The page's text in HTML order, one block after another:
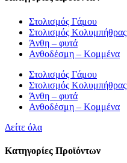
Στολισμός Γάμου
Στολισμός Κολυμπήθρας
Άνθη – φυτά
Ανθοδέσμη – Κομμένα
Στολισμός Γάμου
Στολισμός Κολυμπήθρας
Άνθη – φυτά
Ανθοδέσμη – Κομμένα
Δείτε όλα
Κατηγορίες Προϊόντων